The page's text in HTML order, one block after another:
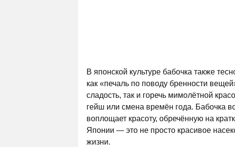
В японской культуре бабочка также
как «печаль по поводу бренности
сладость, так и горечь мимолётной
гейш или смена времён года. Бабочка
воплощает красоту, обречённую на
Японии — это не просто красивое
жизни.